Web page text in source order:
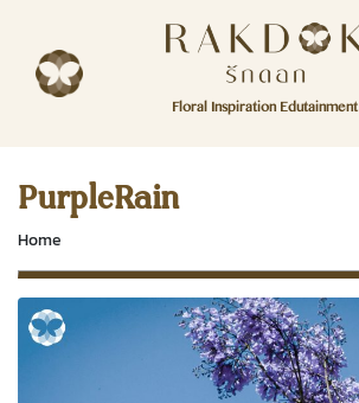
RakDok (รักดอก)
Floral Inspiration Edutainment
RakDok
Menu
MAGAZINE
EDUTAINMENT
RAKDOK
MARKET
PurpleRain
Home